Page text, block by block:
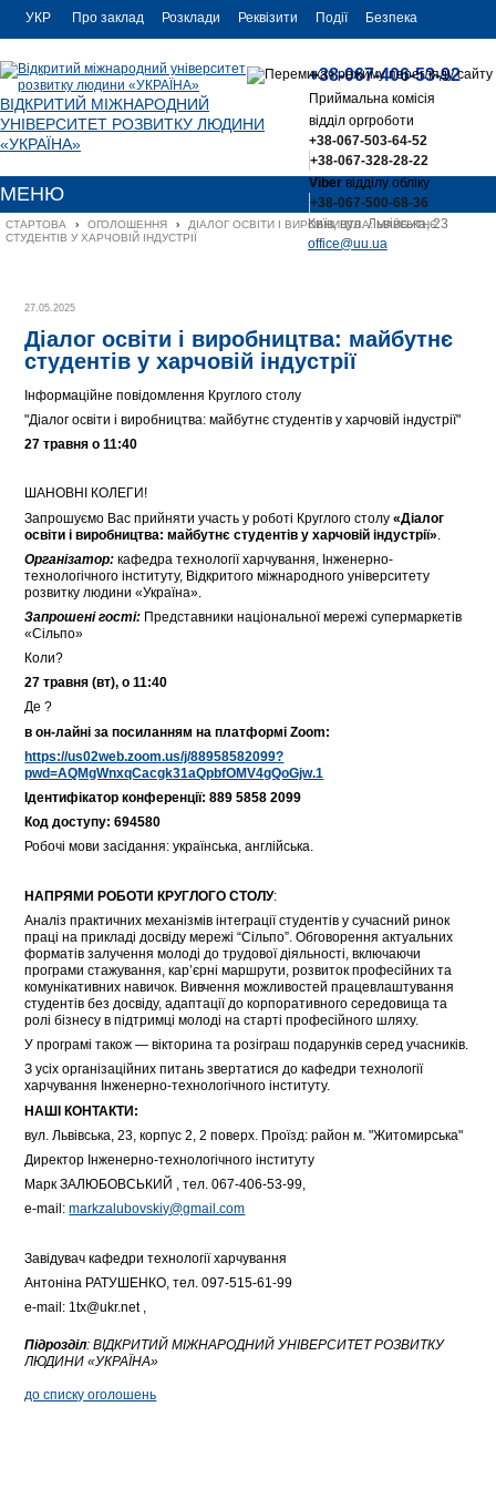
УКР
ENG
Про заклад Розклади Реквізити Події Безпека
ВІДКРИТИЙ МІЖНАРОДНИЙ
УНІВЕРСИТЕТ РОЗВИТКУ ЛЮДИНИ
«УКРАЇНА»
+38-067-406-53-92
Приймальна комісія
відділ оргроботи
+38-067-503-64-52
+38-067-328-28-22
Viberвідділу обліку
+38-067-500-68-36
Київ, вул. Львівська, 23
office@uu.ua
МЕНЮ
СТАРТОВА › ОГОЛОШЕННЯ ›
ДІАЛОГ ОСВІТИ І ВИРОБНИЦТВА: МАЙБУТНЄ
СТУДЕНТІВ У ХАРЧОВІЙ ІНДУСТРІЇ
27.05.2025
Діалог освіти і виробництва: майбутнє
студентів у харчовій індустрії
Інформаційне повідомлення Круглого столу
"Діалог освіти і виробництва: майбутнє студентів у харчовій індустрії"
27 травня о 11:40
ШАНОВНІ КОЛЕГИ!
Запрошуємо Вас прийняти участь у роботі Круглого столу«Діалог
освіти і виробництва: майбутнє студентів у харчовій індустрії»
Організатор: кафедра технології харчування, Інженерно-
технологічного інституту, Відкритого міжнародного університету
розвитку людини «Україна».
Запрошені гості: Представники національної мережі супермаркетів
«Сільпо»
Коли?
27 травня (вт), о 11:40
Де ?
в он-лайні за посиланням на платформі Zoom:
https://us02web.zoom.us/j/88958582099?
pwd=AQMgWnxqCacgk31aQpbfOMV4gQoGjw.1
Ідентифікатор конференції: 889 5858 2099
Код доступу: 694580
Робочі мови засідання: українська, англійська.
НАПРЯМИ РОБОТИ КРУГЛОГО СТОЛУ:
Аналіз практичних механізмів інтеграції студентів у сучасний ринок
праці на прикладі досвіду мережі “Сільпо”. Обговорення актуальних
форматів залучення молоді до трудової діяльності, включаючи
програми стажування, кар’єрні маршрути, розвиток професійних та
комунікативних навичок. Вивчення можливостей працевлаштування
студентів без досвіду, адаптації до корпоративного середовища та
ролі бізнесу в підтримці молоді на старті професійного шляху.
У програмі також — вікторина та розіграш подарунків серед учасників.
З усіх організаційних питань звертатися до кафедри технології
харчування Інженерно-технологічного інституту.
НАШІ КОНТАКТИ:
вул. Львівська, 23, корпус 2, 2 поверх. Проїзд: район м. "Житомирська"
Директор Інженерно-технологічного інституту
Марк ЗАЛЮБОВСЬКИЙ , тел. 067-406-53-99,
e-mail:markzalubovskiy@gmail.com
Завідувач кафедри технології харчування
Антоніна РАТУШЕНКО, тел. 097-515-61-99
e-mail: 1tx@ukr.net ,
Підрозділ:ВІДКРИТИЙ МІЖНАРОДНИЙ УНІВЕРСИТЕТ РОЗВИТКУ
ЛЮДИНИ «УКРАЇНА»
до списку оголошень